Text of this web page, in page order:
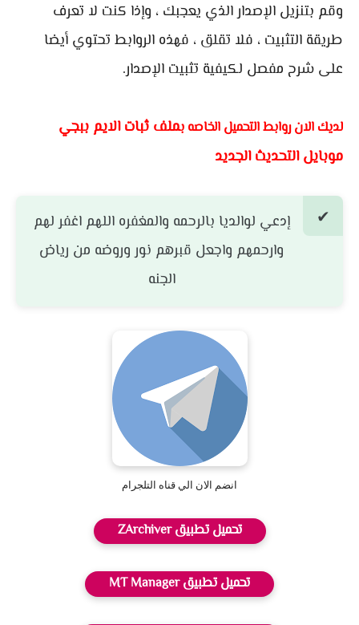
وقم بتنزيل الإصدار الذي يعجبك ، وإذا كنت لا تعرف
طريقة التثبيت ، فلا تقلق ، فهذه الروابط تحتوي أيضا
على شرح مفصل لكيفية تثبيت الإصدار.
لديك الان روابط التحميل الخاصه بملف ثبات الايم ببجي
موبايل التحديث الجديد
إدعي لوالديا بالرحمه والمغفره اللهم اغفر لهم
وارحمهم واجعل قبرهم نور وروضه من رياض
الجنه
انضم الان الي قناه التلجرام
تحميل تطبيق ZArchiver
تحميل تطبيق MT Manager